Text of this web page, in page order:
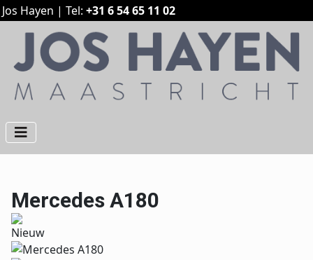
Jos Hayen | Tel: +31 6 54 65 11 02
Mercedes A180